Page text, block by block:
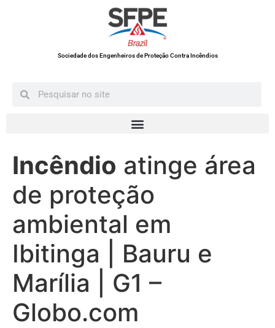
Sociedade dos Engenheiros de Proteção Contra Incêndios
Incêndio atinge área
de proteção
ambiental em
Ibitinga | Bauru e
Marília | G1 –
Globo.com